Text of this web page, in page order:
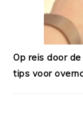
Op reis door
tips voor